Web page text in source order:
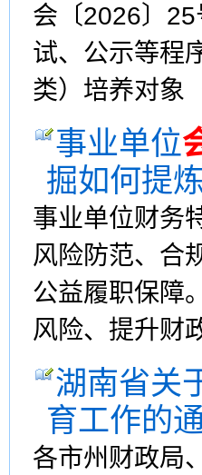
会〔2026〕
试、公示等程
类）培养对象
事业单位
掘如何提
事业单位财务
风险防范、合
公益履职保障
风险、提升财
湖南省关
育工作的
各市州财政局